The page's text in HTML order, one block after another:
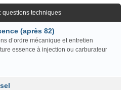
questions techniques
(après 82)
d’ordre mécanique et entretien
essence à injection ou carburateur